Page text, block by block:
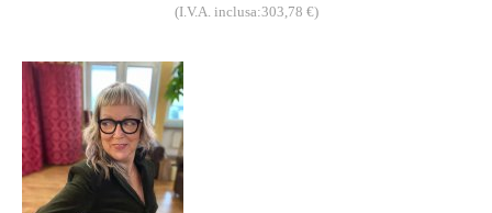
(I.V.A. inclusa:303,78 €)